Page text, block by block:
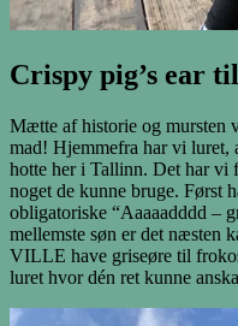
Crispy pig’s ear
Mætte af historie og mursten
mad! Hjemmefra har vi luret,
hotte her i Tallinn. Det har vi
noget de kunne bruge. Først
obligatoriske “Aaaaadddd –
mellemste søn er det næsten
VILLE have griseøre til
luret hvor dén ret kunne